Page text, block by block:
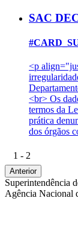
SAC
<p
<br> Os
termos da
prática
dos órgãos
1 - 2
Anterior
Superintendência
Agência Nacional